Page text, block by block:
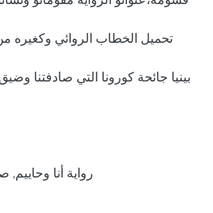
تحميل الخطاب الروائي وكغيره
بينيا جائحة كورونا التي صادفتنا
رواية أنا وحاييم,